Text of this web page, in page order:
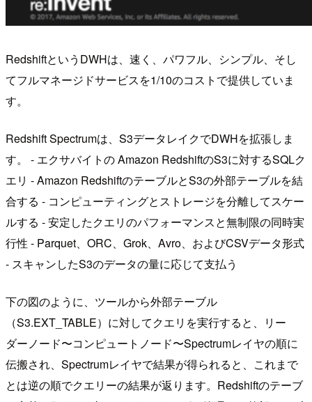
RedshiftというDWHは、速く、パワフル、シンプル、そし
てフルマネージドサービスを1/10のコストで提供していま
す。
Redshift Spectrumは、S3データレイクでDWHを拡張しま
す。 - エクサバイトの Amazon RedshiftのS3に対するSQLク
エリ - Amazon RedshiftのテーブルとS3の外部テーブルを結
合する - コンピューティングとストレージを分離してスケー
ルする - 安定したクエリのパフォーマンスと無制限の同時実
行性 - Parquet、ORC、Grok、Avro、およびCSVデータ形式
- スキャンしたS3のデータの量に応じて支払う
下の図のように、ツールから外部テーブル
（S3.EXT_TABLE）に対してクエリを実行すると、リー
ダーノード〜コンピュートノード〜Spectrumレイヤの順に
伝搬され、Spectrumレイヤで結果が得られると、これまで
とは逆の順でクエリーの結果が返ります。Redshiftのテーブ